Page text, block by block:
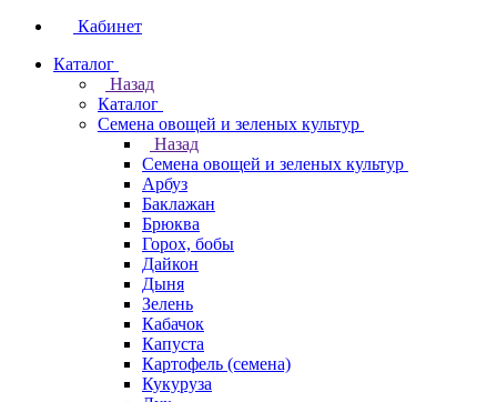
Кабинет
Каталог
Назад
Каталог
Семена овощей и зеленых культур
Назад
Семена овощей и зеленых культур
Арбуз
Баклажан
Брюква
Горох, бобы
Дайкон
Дыня
Зелень
Кабачок
Капуста
Картофель (семена)
Кукуруза